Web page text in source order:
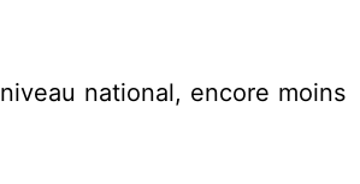
national, encore moins